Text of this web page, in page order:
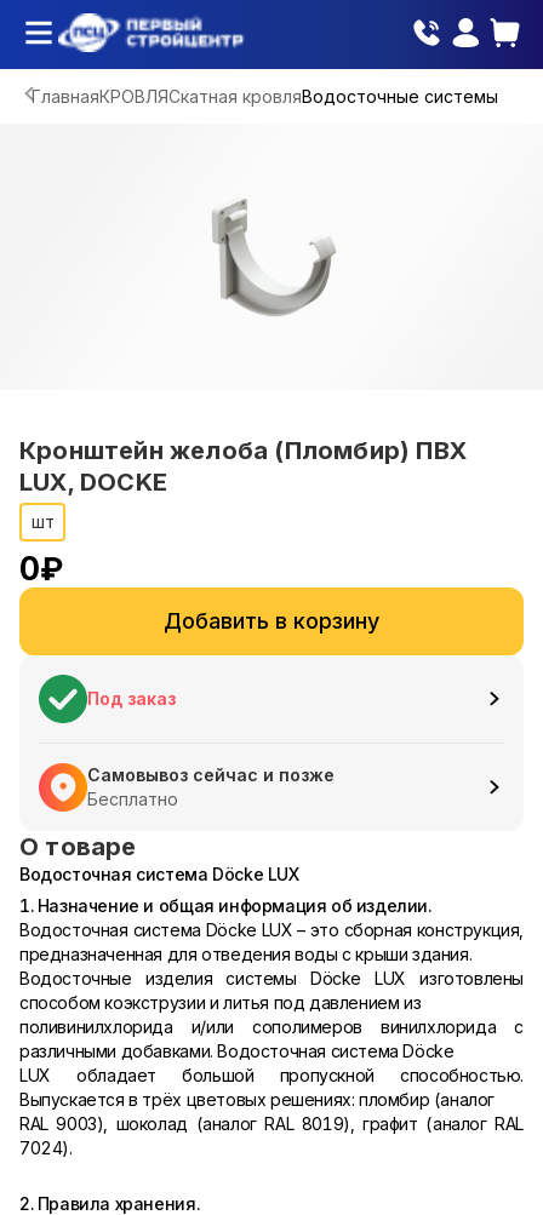
ГлавнаяКРОВЛЯСкатная кровляВодосточные системы
Кронштейн желоба (Пломбир) ПВХ
LUX, DOCKE
шт
0₽
Добавить в корзину
Под заказ
Самовывоз сейчас и позже
Бесплатно
О товаре
Водосточная система Döcke LUX
1. Назначение и общая информация об изделии.
Водосточная система Döcke LUX – это сборная конструкция,
предназначенная для отведения воды с крыши здания.
Водосточные изделия системы Döcke LUX изготовлены
способом коэкструзии и литья под давлением из
поливинилхлорида и/или сополимеров винилхлорида с
различными добавками. Водосточная система Döcke
LUX обладает большой пропускной способностью.
Выпускается в трёх цветовых решениях: пломбир (аналог
RAL 9003), шоколад (аналог RAL 8019), графит (аналог RAL
7024).
2. Правила хранения.